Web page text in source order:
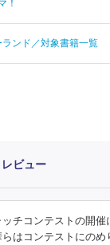
！
ンド／対象書籍一覧
ビュー
テストの開催に向
はコンテストにの